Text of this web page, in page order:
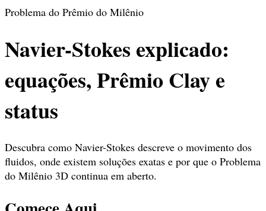
Problema do Prêmio do Milênio
Navier-Stokes explicado:
equações, Prêmio Clay e
status
Descubra como Navier-Stokes descreve o movimento dos
fluidos, onde existem soluções exatas e por que o Problema
do Milênio 3D continua em aberto.